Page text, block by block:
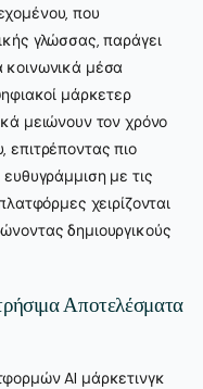
που
γλώσσας, παράγει
μέσα
μάρκετερ
μειώνουν τον χρόνο
πιο
με τις
χειρίζονται
δημιουργικούς
Αποτελέσματα
AI μάρκετινγκ